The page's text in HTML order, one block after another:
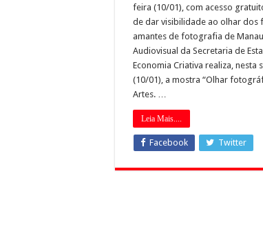
feira (10/01), com acesso
de dar visibilidade ao olhar dos
amantes de fotografia de
Audiovisual da Secretaria de
Economia Criativa realiza, nesta
(10/01), a mostra “Olhar
Artes. …
Leia Mais....
Facebook Twitter